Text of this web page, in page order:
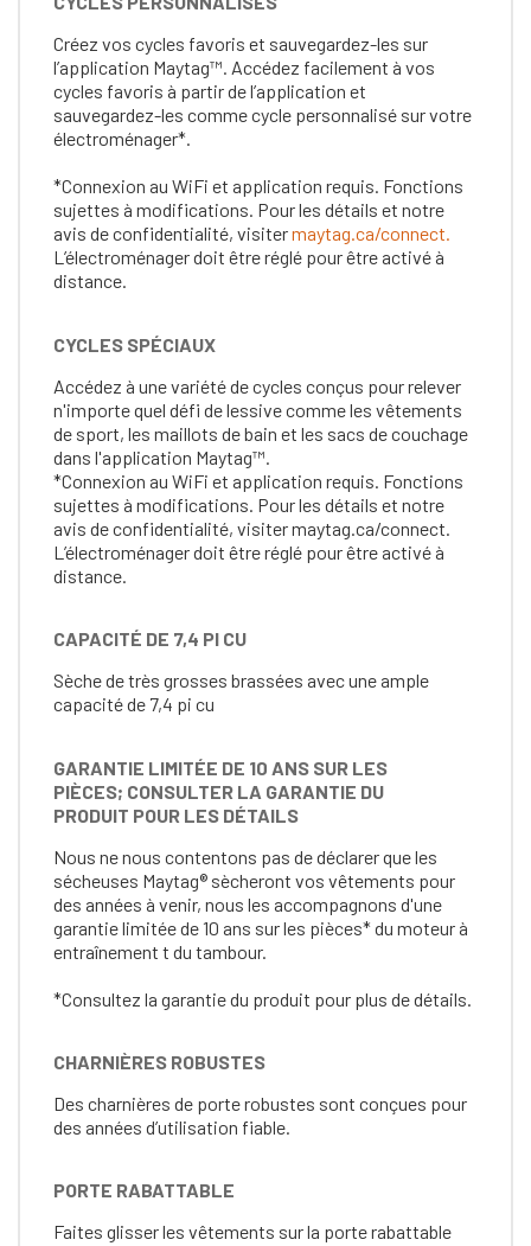
Créez vos cycles favoris et sauvegardez-les sur
l’application Maytag™. Accédez facilement à vos
cycles favoris à partir de l’application et
sauvegardez-les comme cycle personnalisé sur votre
électroménager*.
*Connexion au WiFi et application requis. Fonctions
sujettes à modifications. Pour les détails et notre
avis de confidentialité, visitermaytag.ca/connect.
L’électroménager doit être réglé pour être activé à
distance.
CYCLES SPÉCIAUX
Accédez à une variété de cycles conçus pour relever
n'importe quel défi de lessive comme les vêtements
de sport, les maillots de bain et les sacs de couchage
dans l'application Maytag™.
*Connexion au WiFi et application requis. Fonctions
sujettes à modifications. Pour les détails et notre
avis de confidentialité, visiter maytag.ca/connect.
L’électroménager doit être réglé pour être activé à
distance.
CAPACITÉ DE 7,4 PI CU
Sèche de très grosses brassées avec une ample
capacité de 7,4 pi cu
GARANTIE LIMITÉE DE 10 ANS SUR LES
PIÈCES; CONSULTER LA GARANTIE DU
PRODUIT POUR LES DÉTAILS
Nous ne nous contentons pas de déclarer que les
sécheuses Maytag® sècheront vos vêtements pour
des années à venir, nous les accompagnons d'une
garantie limitée de 10 ans sur les pièces* du moteur à
entraînement t du tambour.
*Consultez la garantie du produit pour plus de détails.
CHARNIÈRES ROBUSTES
Des charnières de porte robustes sont conçues pour
des années d’utilisation fiable.
PORTE RABATTABLE
Faites glisser les vêtements sur la porte rabattable